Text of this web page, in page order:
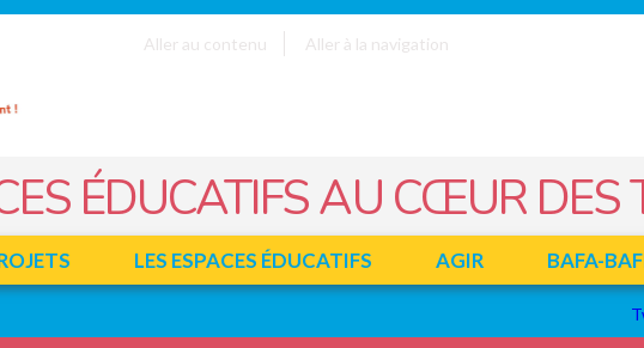
Aller au contenu
Aller à la navigation
ÉDUCATIFS AU CŒUR DES
LES ESPACES ÉDUCATIFS AGIR BAFA-